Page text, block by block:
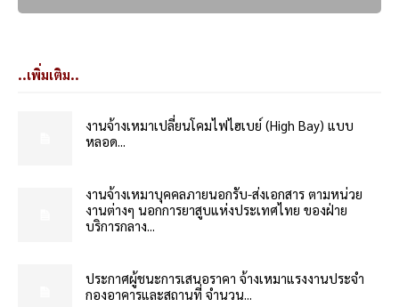
..เพิ่มเติม..
งานจ้างเหมาเปลี่ยนโคมไฟไฮเบย์ (High Bay) แบบ
หลอด...
งานจ้างเหมาบุคคลภายนอกรับ-ส่งเอกสาร ตามหน่วย
งานต่างๆ นอกการยาสูบแห่งประเทศไทย ของฝ่าย
บริการกลาง...
ประกาศผู้ชนะการเสนอราคา จ้างเหมาแรงงานประจำ
กองอาคารและสถานที่ จำนวน...